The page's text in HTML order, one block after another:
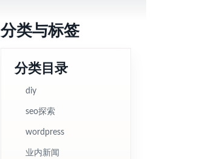
分类与标签
分类目录
diy
seo探索
wordpress
业内新闻